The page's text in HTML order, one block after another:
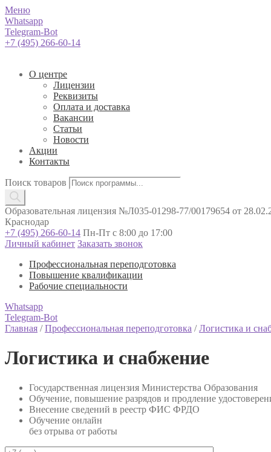
Меню
Whatsapp
Telegram-Bot
+7 (495) 266-60-14
О центре
Лицензии
Реквизиты
Оплата и доставка
Вакансии
Статьи
Новости
Акции
Контакты
Поиск товаров
Образовательная лицензия №Л035-01298-77/00179654 от
Краснодар
+7 (495) 266-60-14 Пн-Пт с 8:00 до 17:00
Личный кабинет Заказать звонок
Профессиональная переподготовка
Повышение квалификации
Рабочие специальности
Whatsapp
Telegram-Bot
Главная /Профессиональная переподготовка /Логистика и
Логистика и снабжение
Государственная лицензия Министерства Образования
Обучение, повышение разрядов и продление
Внесение сведений в реестр ФИС ФРДО
Обучение онлайн
без отрыва от работы